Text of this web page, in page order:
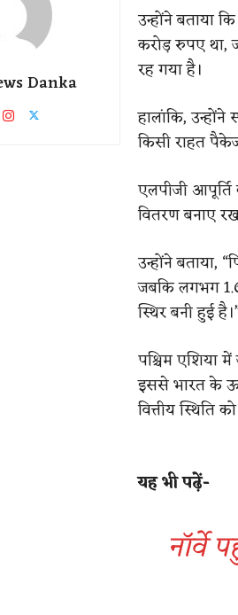
Danka
उन्होंने बताया
करोड़ रुपए था,
रह गया है।
हालांकि,
किसी राहत
एलपीजी
वितरण बनाए
उन्होंने बताया,
जबकि लगभग
स्थिर बनी हुई
पश्चिम एशिया
इससे भारत के
वित्तीय स्थिति
यह भी पढ़ें-
​नॉर्वे